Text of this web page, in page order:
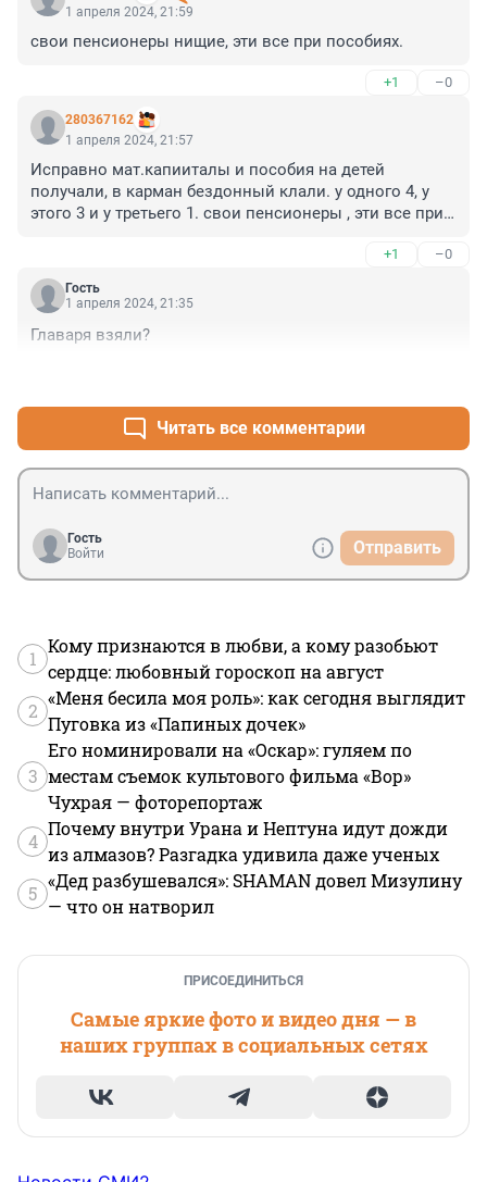
1 апреля 2024, 21:59
свои пенсионеры нищие, эти все при пособиях.
+1 –0
280367162
1 апреля 2024, 21:57
Исправно мат.капииталы и пособия на детей
получали, в карман бездонный клали. у одного 4, у
этого 3 и у третьего 1. свои пенсионеры , эти все при
+1 –0
Гость
1 апреля 2024, 21:35
Главаря взяли?
Читать все комментарии
Гость
Войти
Отправить
1
Кому признаются в любви, а кому разобьют
сердце: любовный гороскоп на август
2
«Меня бесила моя роль»: как сегодня выглядит
Пуговка из «Папиных дочек»
3
Его номинировали на «Оскар»: гуляем по
местам съемок культового фильма «Вор»
Чухрая — фоторепортаж
4
Почему внутри Урана и Нептуна идут дожди
из алмазов? Разгадка удивила даже ученых
5
«Дед разбушевался»: SHAMAN довел Мизулину
— что он натворил
ПРИСОЕДИНИТЬСЯ
Самые яркие фото и видео дня — в
наших группах в социальных сетях